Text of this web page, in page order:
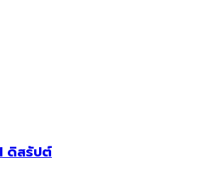
ดิสรัปต์